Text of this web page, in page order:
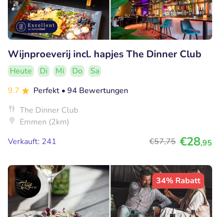
Wijnproeverij incl. hapjes The Dinner Club
Heute Di Mi Do
Sa
9.7
Perfekt • 94 Bewertungen
The Dinner Club
Emmen (2km)
Verkauft: 241
€57,75 €28,95
34% Rabatt